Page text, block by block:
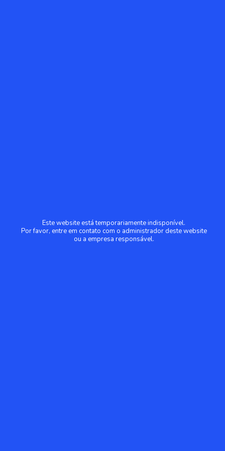
Este website está temporariamente indisponível.
Por favor, entre em contato com o administrador deste website
ou a empresa responsável.